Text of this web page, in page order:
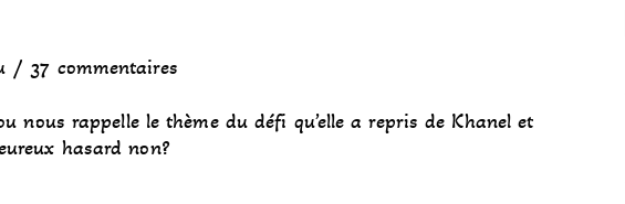
37 commentaires
rappelle le thème du défi qu’elle a repris de Khanel et
hasard non?